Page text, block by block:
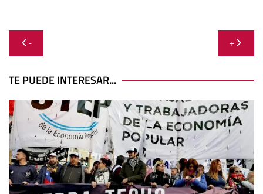
Navegación
de
entradas
- +
TE PUEDE INTERESAR...